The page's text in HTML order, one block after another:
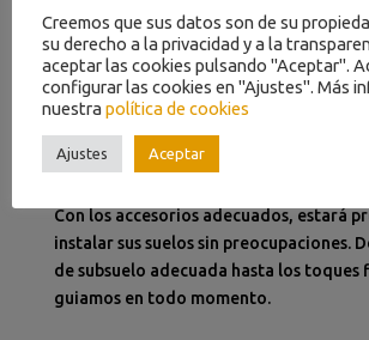
ACCESORIOSSUELOS
Con los accesorios adecuados, estará
instalar sus suelos sin preocupaciones.
de subsuelo adecuada hasta los toques
guiamos en todo momento.
Creemos que sus datos son de su
su derecho a la privacidad y a la
aceptar las cookies pulsando "Aceptar".
configurar las cookies en "Ajustes". Más
nuestra política de cookies
Ajustes Aceptar